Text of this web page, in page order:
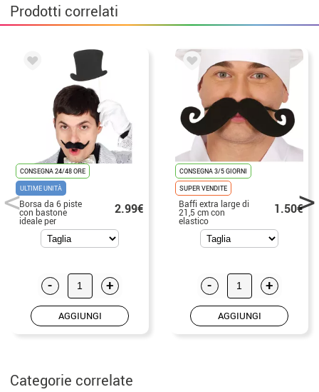
Prodotti correlati
CONSEGNA 24/48 ORE
ULTIME UNITÀ
Borsa da 6 piste
con bastone
ideale per
fotocamere
2.99€
- +
AGGIUNGI
CONSEGNA 3/5 GIORNI
SUPER VENDITE
Baffi extra large di
21,5 cm con
elastico
1.50€
- +
AGGIUNGI
Categorie correlate